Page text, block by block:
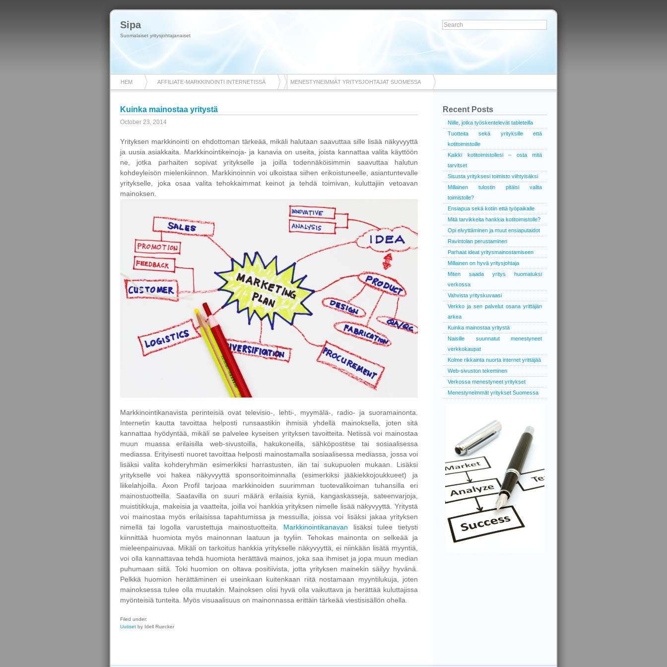
Sipa
Suomalaiset yritysjohtajanaiset
HEM AFFILIATE-MARKKINOINTI INTERNETISSÄ MENESTYNEIMMÄT YRITYSJOHTAJAT SUOMESSA
Kuinka mainostaa yritystä
October 23, 2014
Yrityksen markkinointi on ehdottoman tärkeää, mikäli halutaan saavuttaa sille lisää näkyvyyttä
ja uusia asiakkaita. Markkinointikeinoja- ja kanavia on useita, joista kannattaa valita käyttöön
ne, jotka parhaiten sopivat yritykselle ja joilla todennäköisimmin saavuttaa halutun
kohdeyleisön mielenkiinnon. Markkinoinnin voi ulkoistaa siihen erikoistuneelle, asiantuntevalle
yritykselle, joka osaa valita tehokkaimmat keinot ja tehdä toimivan, kuluttajiin vetoavan
mainoksen.
Markkinointikanavista perinteisiä ovat televisio-, lehti-, myymälä-, radio- ja suoramainonta.
Internetin kautta tavoittaa helposti runsaastikin ihmisiä yhdellä mainoksella, joten sitä
kannattaa hyödyntää, mikäli se palvelee kyseisen yrityksen tavoitteita. Netissä voi mainostaa
muun muassa erilaisilla web-sivustoilla, hakukoneilla, sähköpostitse tai sosiaalisessa
mediassa. Erityisesti nuoret tavoittaa helposti mainostamalla sosiaalisessa mediassa, jossa voi
lisäksi valita kohderyhmän esimerkiksi harrastusten, iän tai sukupuolen mukaan. Lisäksi
yritykselle voi hakea näkyvyyttä sponsoritoiminnalla (esimerkiksi jääkiekkojoukkueet) ja
liikelahjoilla. Axon Profil tarjoaa markkinoiden suurimman tuotevalikoiman tuhansilla eri
mainostuotteilla. Saatavilla on suuri määrä erilaisia kyniä, kangaskasseja, sateenvarjoja,
muistitikkuja, makeisia ja vaatteita, joilla voi hankkia yrityksen nimelle lisää näkyvyyttä. Yritystä
voi mainostaa myös erilaisissa tapahtumissa ja messuilla, joissa voi lisäksi jakaa yrityksen
nimellä tai logolla varustettuja mainostuotteita. Markkinointikanavan lisäksi tulee tietysti
kiinnittää huomiota myös mainonnan laatuun ja tyyliin. Tehokas mainonta on selkeää ja
mieleenpainuvaa. Mikäli on tarkoitus hankkia yritykselle näkyvyyttä, ei niinkään lisätä myyntiä,
voi olla kannattavaa tehdä huomiota herättävä mainos, joka saa ihmiset ja jopa muun median
puhumaan siitä. Toki huomion on oltava positiivista, jotta yrityksen mainekin säilyy hyvänä.
Pelkkä huomion herättäminen ei useinkaan kuitenkaan riitä nostamaan myyntilukuja, joten
mainoksessa tulee olla muutakin. Mainoksen olisi hyvä olla vaikuttava ja herättää kuluttajissa
myönteisiä tunteita. Myös visuaalisuus on mainonnassa erittäin tärkeää viestisisällön ohella.
Filed under:
Uutiset by Idell Ruecker
Recent Posts
Niille, jotka työskentelevät tableteilla
Tuotteita sekä yrityksille että
kotitoimistoille
Kaikki kotitoimistollesi – osta mitä
tarvitset
Sisusta yrityksesi toimisto viihtyisäksi
Millainen tulostin pitäisi valita
toimistolle?
Ensiapua sekä kotiin että työpaikalle
Mitä tarvikkeita hankkia kotitoimistolle?
Opi elvyttäminen ja muut ensiaputaidot
Ravintolan perustaminen
Parhaat ideat yritysmainostamiseen
Millainen on hyvä yritysjohtaja
Miten saada yritys huomatuksi
verkossa
Vahvista yrityskuvaasi
Verkko ja sen palvelut osana yrittäjän
arkea
Kuinka mainostaa yritystä
Naisille suunnatut menestyneet
verkkokaupat
Kolme rikkainta nuorta internet yrittäjää
Web-sivuston tekeminen
Verkossa menestyneet yritykset
Menestyneimmät yritykset Suomessa